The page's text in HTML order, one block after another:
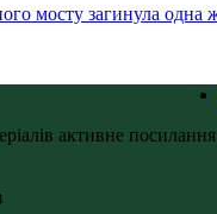
мосту загинула
активне